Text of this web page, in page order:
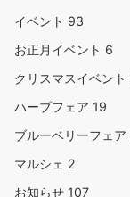
イベント 93
お正月イベント 6
クリスマスイベント
ハーブフェア 19
ブルーベリーフェア
マルシェ 2
お知らせ 107